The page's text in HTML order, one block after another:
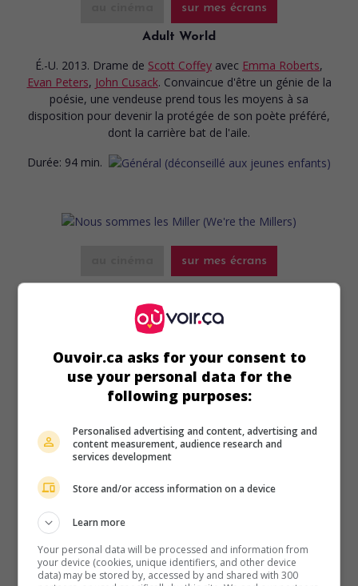
sur mes écrans
Adult World
É.-U. 2013. Drame de Scott Coffey avec Emma Roberts,
Evan Peters, John Cusack. Convaincue d'être un génie de la
poésie, une vendeuse prend tous les moyens à sa
disposition pour devenir la protégée de son poète préféré,
dont la carrière bat de l'aile.
Durée: 94 min.
sur mes écrans
V.O.: We're the Millers
É.-U. 2013. Comédiede Rawson Marshall Thurber
Jason Sudeikis
Jennifer Aniston
rembourser son fournisseur, un vendeur de marijuana
entreprend de faire passer une cargaison de drogue du
Mexique aux États-Unis en se composant une fausse
Durée:
110 min.
au cinéma sur mes écrans
Ouvoir.ca asks for your consent to
use your personal data for the
following purposes:
Personalised advertising and content, advertising and
content measurement, audience research and
services development
Store and/or access information on a device
Learn more
Your personal data will be processed and information from
your device (cookies, unique identifiers, and other device
data) may be stored by, accessed by and shared with 300